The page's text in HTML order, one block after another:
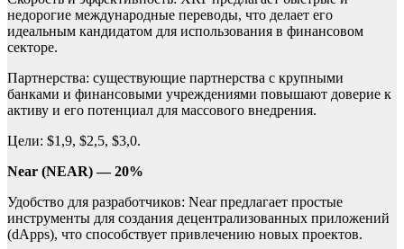
недорогие международные переводы, что делает его
идеальным кандидатом для использования в финансовом
секторе.
Партнерства: существующие партнерства с крупными
банками и финансовыми учреждениями повышают доверие к
активу и его потенциал для массового внедрения.
Цели: $1,9, $2,5, $3,0.
Near (NEAR) — 20%
Удобство для разработчиков: Near предлагает простые
инструменты для создания децентрализованных приложений
(dApps), что способствует привлечению новых проектов.